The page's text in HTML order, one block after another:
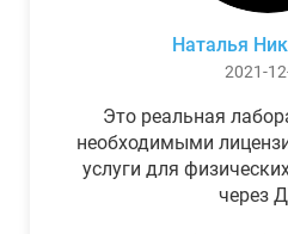
Наталья
2021-
Это реальная
необходимыми
услуги для
через